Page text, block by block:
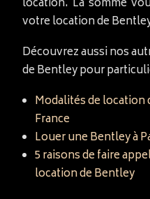
votre location de
Découvrez aussi nos
de Bentley pour
Modalités de location
France
Louer une Bentley à
5 raisons de faire
location de Bentley